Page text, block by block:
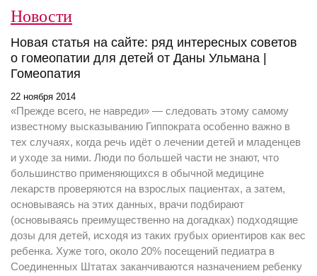
Новости
Новая статья на сайте: ряд интересных советов
о гомеопатии для детей от Даны Ульмана |
Гомеопатия
22 ноября 2014
«Прежде всего, не навреди» — следовать этому самому
известному высказыванию Гиппократа особенно важно в
тех случаях, когда речь идёт о лечении детей и младенцев
и уходе за ними. Люди по большей части не знают, что
большинство применяющихся в обычной медицине
лекарств проверяются на взрослых пациентах, а затем,
основываясь на этих данных, врачи подбирают
(основываясь преимущественно на догадках) подходящие
дозы для детей, исходя из таких грубых ориентиров как вес
ребенка. Хуже того, около 20% посещений педиатра в
Соединенных Штатах заканчиваются назначением ребенку